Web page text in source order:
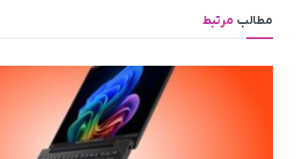
مطالب مرتبط